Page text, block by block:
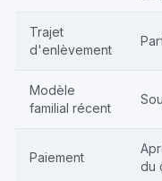
Trajet
d'enlèvement
Modèle
familial récent
Paiement
du